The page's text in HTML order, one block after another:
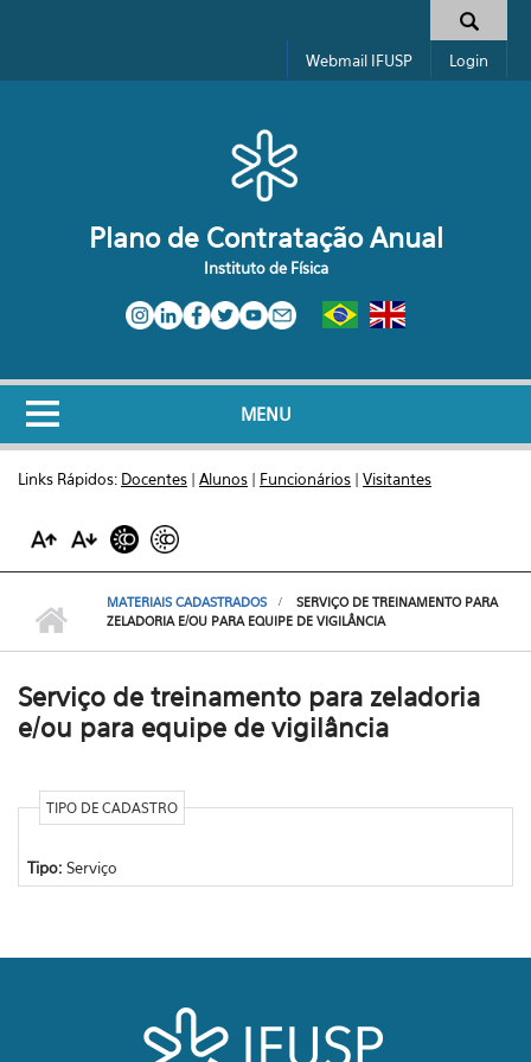
Formulário de busca
Webmail IFUSP Login
Plano de Contratação Anual
Instituto de Física
MENU
Links Rápidos: Docentes | Alunos | Funcionários | Visitantes
MATERIAIS CADASTRADOS
SERVIÇO DE TREINAMENTO PARA
ZELADORIA E/OU PARA EQUIPE DE VIGILÂNCIA
Serviço de treinamento para zeladoria
e/ou para equipe de vigilância
TIPO DE CADASTRO
Tipo: Serviço